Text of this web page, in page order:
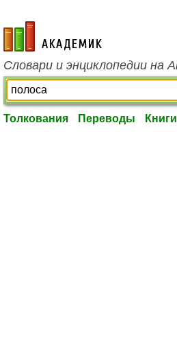
academic.ru
Словари и энциклопедии на
Толкования Переводы Книги